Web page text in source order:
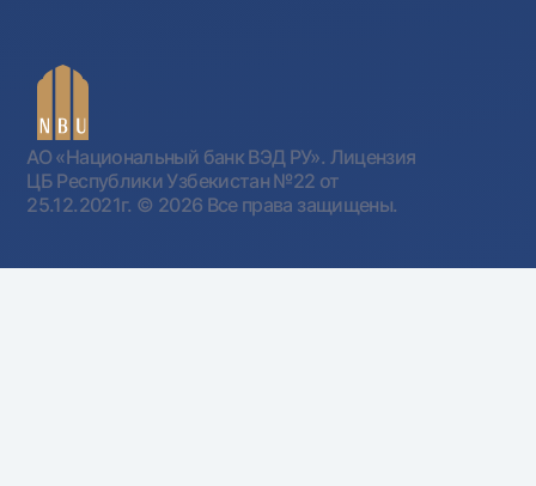
АО «Национальный банк ВЭД РУ». Лицензия
ЦБ Республики Узбекистан №22 от
25.12.2021г. © 2026 Все права защищены.